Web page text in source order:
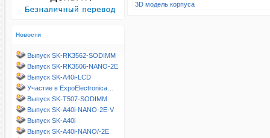
Новости
Выпуск SK-RK3562-SODIMM
Выпуск SK-RK3506-NANO-2E
Выпуск SK-A40i-LCD
Участие в ExpoElectronica…
Выпуск SK-T507-SODIMM
Выпуск SK-A40i-NANO-2E-V
Выпуск SK-A40i
Выпуск SK-A40i-NANO/-2E
3D модель корпуса